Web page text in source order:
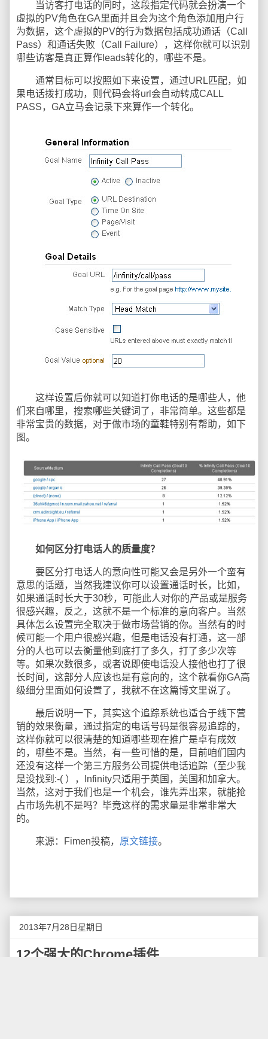
当访客打电话的同时，这段指定代码就会扮演一个
虚拟的PV角色在GA里面并且会为这个角色添加用户行
为数据，这个虚拟的PV的行为数据包括成功通话（Call
Pass）和通话失败（Call Failure），这样你就可以识别
哪些访客是真正算作leads转化的，哪些不是。
通常目标可以按照如下来设置，通过URL匹配，如
果电话拨打成功，则代码会将url会自动转成CALL
PASS，GA立马会记录下来算作一个转化。
这样设置后你就可以知道打你电话的是哪些人，他
们来自哪里，搜索哪些关键词了，非常简单。这些都是
非常宝贵的数据，对于做市场的童鞋特别有帮助，如下
图。
如何区分打电话人的质量度？
要区分打电话人的意向性可能又会是另外一个蛮有
意思的话题，当然我建议你可以设置通话时长，比如，
如果通话时长大于30秒，可能此人对你的产品或是服务
很感兴趣，反之，这就不是一个标准的意向客户。当然
具体怎么设置完全取决于做市场营销的你。当然有的时
候可能一个用户很感兴趣，但是电话没有打通，这一部
分的人也可以去衡量他到底打了多久，打了多少次等
等。如果次数很多，或者说即使电话没人接他也打了很
长时间，这部分人应该也是有意向的，这个就看你GA高
级细分里面如何设置了，我就不在这篇博文里说了。
最后说明一下，其实这个追踪系统也适合于线下营
销的效果衡量，通过指定的电话号码是很容易追踪的，
这样你就可以很清楚的知道哪些现在推广是卓有成效
的，哪些不是。当然，有一些可惜的是，目前咱们国内
还没有这样一个第三方服务公司提供电话追踪（至少我
是没找到:-( ），Infinity只适用于英国，美国和加拿大。
当然，这对于我们也是一个机会，谁先弄出来，就能抢
占市场先机不是吗？毕竟这样的需求量是非常非常大
的。
来源：Fimen投稿， 原文链接。
2013年7月28日星期日
12个强大的Chrome插件